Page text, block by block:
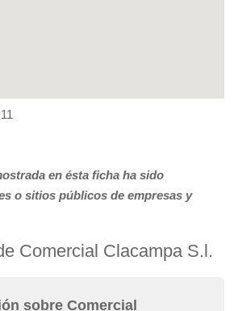
en ésta ficha ha sido
o sitios públicos de empresas y
Comercial Clacampa S.l.
sobre Comercial